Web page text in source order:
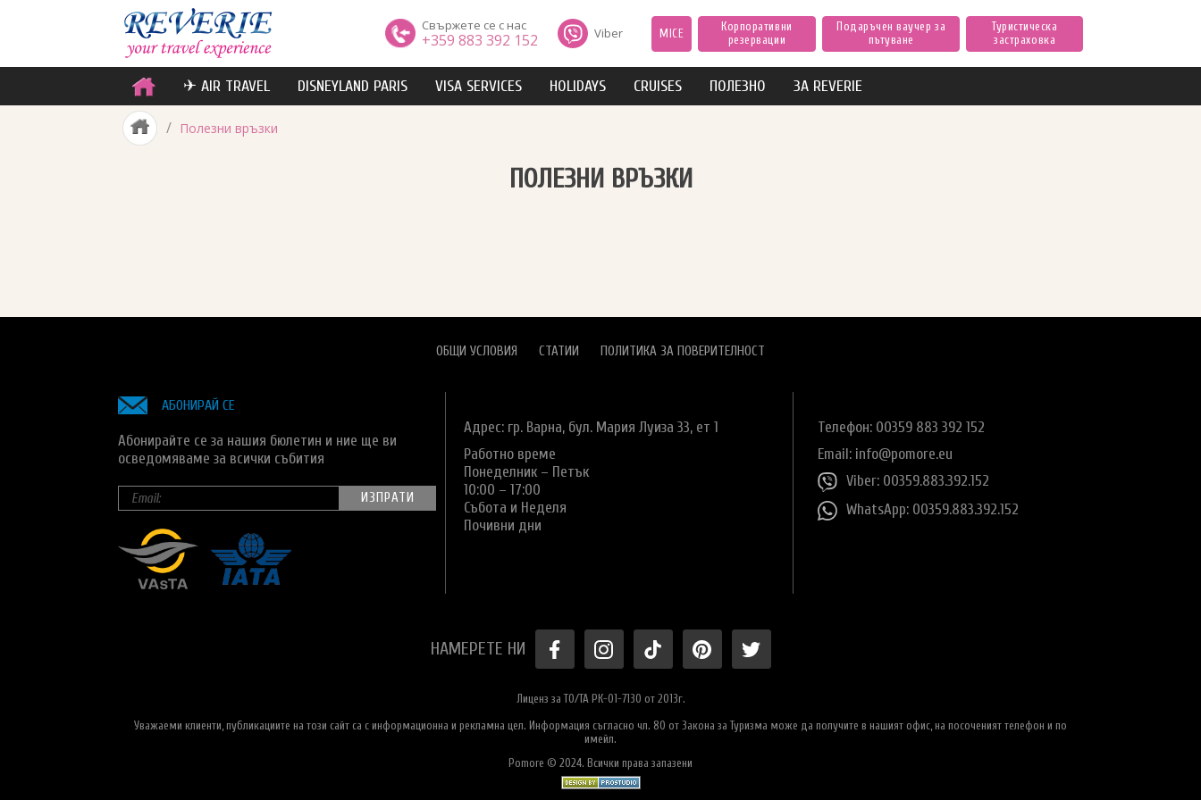
Свържете се с нас
+359 883 392 152 Viber MICE
Корпоративни
резервации
Подаръчен ваучер за
пътуване
Туристическа
застраховка
✈ AIR TRAVEL DISNEYLAND PARIS VISA SERVICES HOLIDAYS CRUISES ПОЛЕЗНО ЗА REVERIE
/ Полезни връзки
ПОЛЕЗНИ ВРЪЗКИ
ОБЩИ УСЛОВИЯ СТАТИИ ПОЛИТИКА ЗА ПОВЕРИТЕЛНОСТ
АБОНИРАЙ СЕ
Абонирайте се за нашия бюлетин и ние ще ви
осведомяваме за всички събития
Адрес: гр. Варна, бул. Мария Луиза 33, ет 1
Работно време
Понеделник – Петък
10:00 – 17:00
Събота и Неделя
Почивни дни
Телефон: 00359 883 392 152
Email: info@pomore.eu
Viber: 00359.883.392.152
WhatsApp: 00359.883.392.152
НАМЕРЕТЕ НИ
Лиценз за ТО/ТА РК-01-7130 от 2013г.
Уважаеми клиенти, публикациите на този сайт са с информационна и рекламна цел. Информация съгласно чл. 80 от Закона за Туризма може да получите в нашият офис, на посоченият телефон и по
имейл.
Pomore © 2024. Всички права запазени